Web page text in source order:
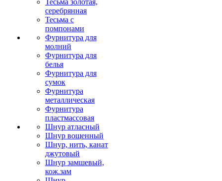
Тесьма золотая,
серебрянная
Тесьма с
помпонами
Фурнитура для
молний
Фурнитура для
белья
Фурнитура для
сумок
Фурнитура
металлическая
Фурнитура
пластмассовая
Шнур атласный
Шнур вощенный
Шнур, нить, канат
джутовый
Шнур замшевый,
кож.зам